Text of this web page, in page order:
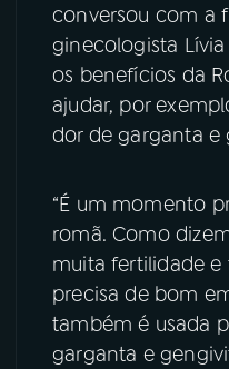
06VIDEOCASTS
ACOMPANHE A RÁDIO
YouTube
conversou com a
ginecologista
os benefícios da
ajudar, por
dor de garganta e
“É um momento
romã. Como
muita fertilidade
precisa de bom
também é usada
garganta e